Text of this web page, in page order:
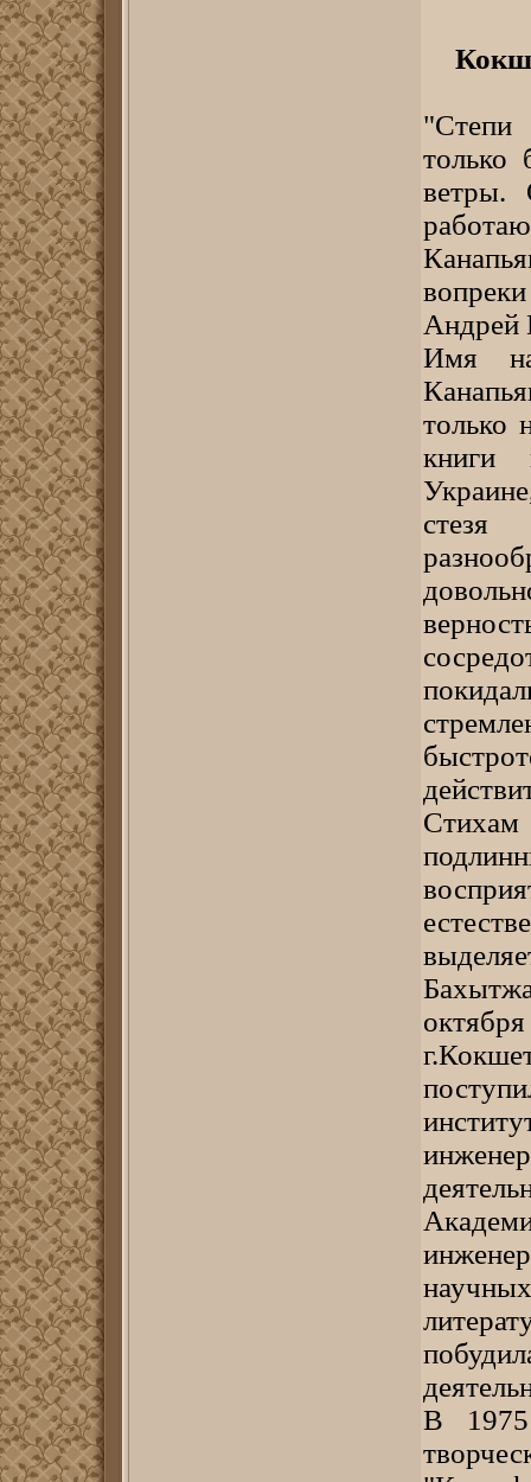
только
ветры.
Андрей
Имя
только
книги
стезя
В